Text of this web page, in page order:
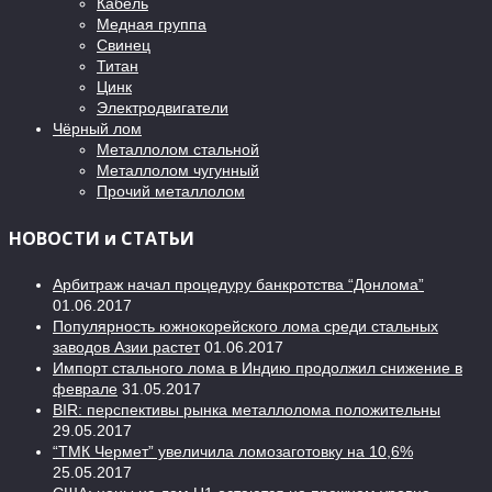
Медная группа
Свинец
Титан
Цинк
Электродвигатели
Чёрный лом
Металлолом стальной
Металлолом чугунный
Прочий металлолом
НОВОСТИ и СТАТЬИ
Арбитраж начал процедуру банкротства “Донлома”
01.06.2017
Популярность южнокорейского лома среди стальных
заводов Азии растет 01.06.2017
Импорт стального лома в Индию продолжил снижение в
феврале 31.05.2017
BIR: перспективы рынка металлолома положительны
29.05.2017
“ТМК Чермет” увеличила ломозаготовку на 10,6%
25.05.2017